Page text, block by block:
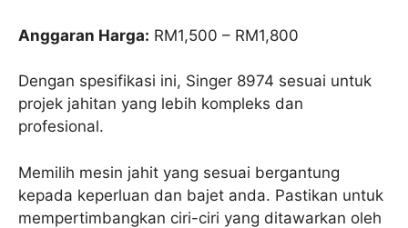
Anggaran Harga: RM1,500 – RM1,800
Dengan spesifikasi ini, Singer 8974 sesuai untuk
projek jahitan yang lebih kompleks dan
profesional.
Memilih mesin jahit yang sesuai bergantung
kepada keperluan dan bajet anda. Pastikan untuk
mempertimbangkan ciri-ciri yang ditawarkan oleh